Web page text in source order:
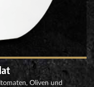
Oliven und